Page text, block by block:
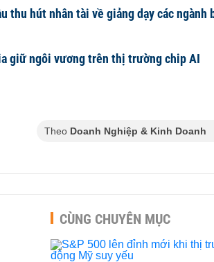
thu hút nhân tài về giảng dạy các ngành
giữ ngôi vương trên thị trường chip AI
Theo Doanh Nghiệp & Kinh Doanh
CÙNG CHUYÊN MỤC